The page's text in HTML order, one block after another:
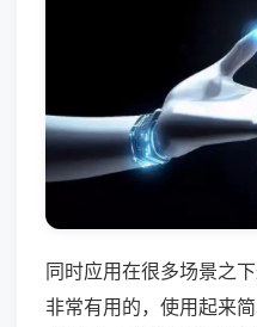
同时应用在很多场景之
非常有用的，使用起来